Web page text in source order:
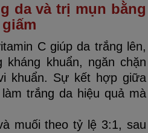
da và trị mụn bằng
C giúp da trắng lên,
kháng khuẩn, ngăn chặn
khuẩn. Sự kết hợp giữa
trắng da hiệu quả mà
muối theo tỷ lệ 3:1, sau